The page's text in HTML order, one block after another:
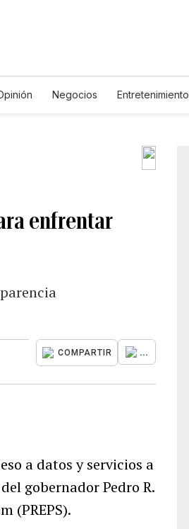
Negocios Entretenimiento
enfrentar
COMPARTIR ...
a datos y servicios a
gobernador Pedro R.
(PREPS).